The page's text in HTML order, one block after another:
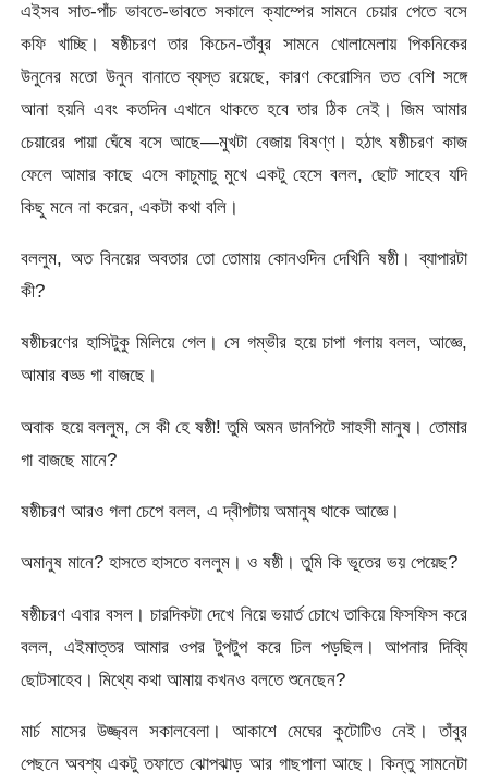
এইসব সাত-পাঁচ ভাবতে-ভাবতে সকালে ক্যাম্পের সামনে চেয়ার পেতে বসে
কফি খাচ্ছি। ষষ্ঠীচরণ তার কিচেন-তাঁবুর সামনে খোলামেলায় পিকনিকের
উনুনের মতো উনুন বানাতে ব্যস্ত রয়েছে, কারণ কেরোসিন তত বেশি সঙ্গে
আনা হয়নি এবং কতদিন এখানে থাকতে হবে তার ঠিক নেই। জিম আমার
চেয়ারের পায়া ঘেঁষে বসে আছে—মুখটা বেজায় বিষণ্ণ। হঠাৎ ষষ্ঠীচরণ কাজ
ফেলে আমার কাছে এসে কাচুমাচু মুখে একটু হেসে বলল, ছোট সাহেব যদি
কিছু মনে না করেন, একটা কথা বলি।
বললুম, অত বিনয়ের অবতার তো তোমায় কোনওদিন দেখিনি ষষ্ঠী। ব্যাপারটা
কী?
ষষ্ঠীচরণের হাসিটুকু মিলিয়ে গেল। সে গম্ভীর হয়ে চাপা গলায় বলল, আজ্ঞে,
আমার বড্ড গা বাজছে।
অবাক হয়ে বললুম, সে কী হে ষষ্ঠী! তুমি অমন ডানপিটে সাহসী মানুষ। তোমার
গা বাজছে মানে?
ষষ্ঠীচরণ আরও গলা চেপে বলল, এ দ্বীপটায় অমানুষ থাকে আজ্ঞে।
অমানুষ মানে? হাসতে হাসতে বললুম। ও ষষ্ঠী। তুমি কি ভূতের ভয় পেয়েছ?
ষষ্ঠীচরণ এবার বসল। চারদিকটা দেখে নিয়ে ভয়ার্ত চোখে তাকিয়ে ফিসফিস করে
বলল, এইমাত্তর আমার ওপর টুপটুপ করে ঢিল পড়ছিল। আপনার দিব্যি
ছোটসাহেব। মিথ্যে কথা আমায় কখনও বলতে শুনেছেন?
মার্চ মাসের উজ্জ্বল সকালবেলা। আকাশে মেঘের কুটোটিও নেই। তাঁবুর
পেছনে অবশ্য একটু তফাতে ঝোপঝাড় আর গাছপালা আছে। কিন্তু সামনেটা